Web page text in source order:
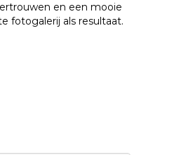
en een mooie
fotogalerij als resultaat.